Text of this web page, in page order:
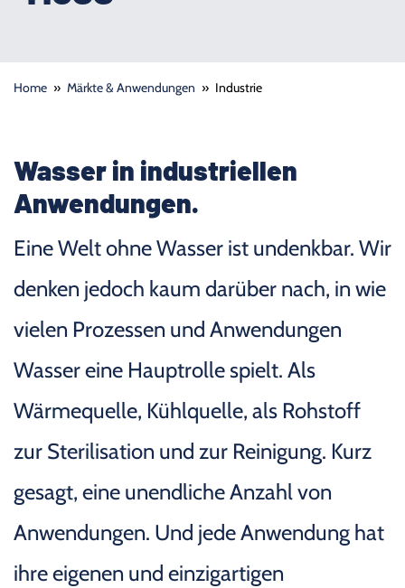
Home » Märkte & Anwendungen » Industrie
Wasser in industriellen
Anwendungen.
Eine Welt ohne Wasser ist undenkbar. Wir
denken jedoch kaum darüber nach, in wie
vielen Prozessen und Anwendungen
Wasser eine Hauptrolle spielt. Als
Wärmequelle, Kühlquelle, als Rohstoff
zur Sterilisation und zur Reinigung. Kurz
gesagt, eine unendliche Anzahl von
Anwendungen. Und jede Anwendung hat
ihre eigenen und einzigartigen